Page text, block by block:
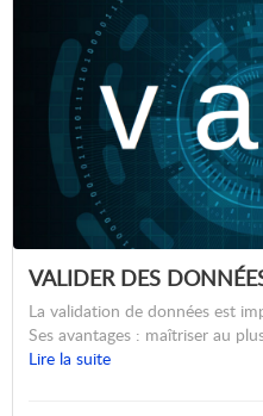
VALIDER DES
La validation de données est
Ses avantages : maîtriser au
Lire la suite